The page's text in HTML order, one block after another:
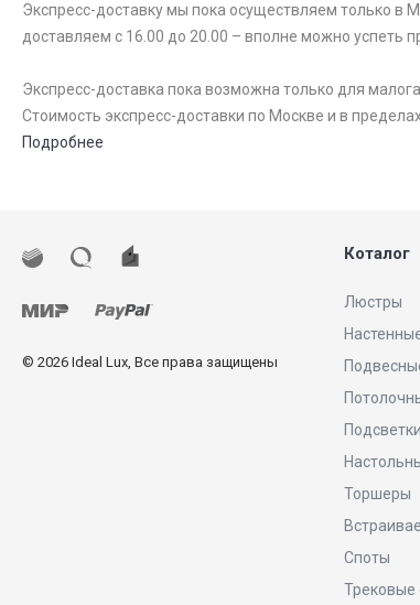
Экспресс-доставку мы пока осуществляем только в
доставляем с 16.00 до 20.00 – вполне можно успеть
Экспресс-доставка пока возможна только для
Стоимость экспресс-доставки по Москве и в
Подробнее
© 2026 Ideal Lux, Все права защищены
Коталог
Люстры
Торшеры
Споты
Трековые